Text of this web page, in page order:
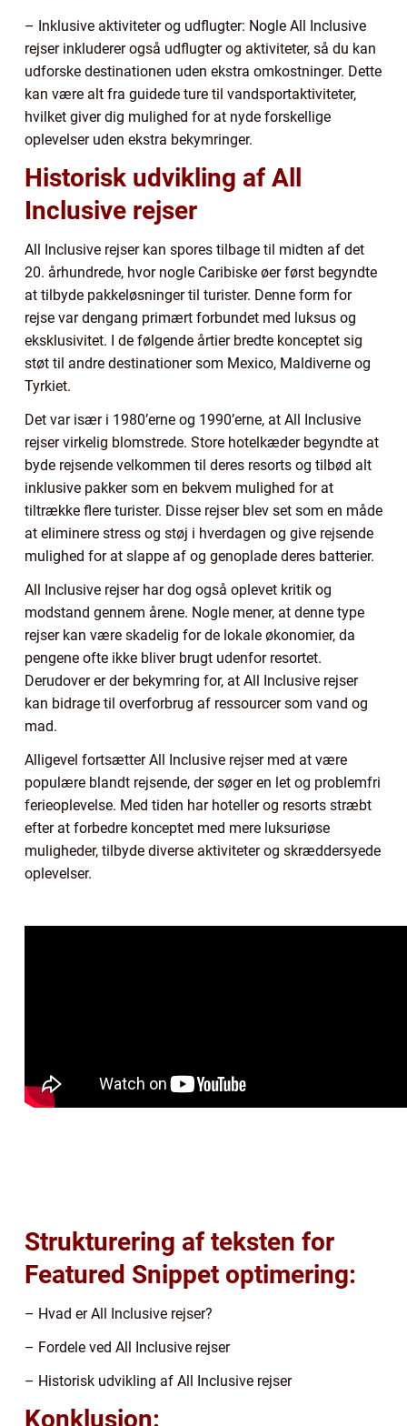
– Inklusive aktiviteter og udflugter: Nogle All Inclusive
rejser inkluderer også udflugter og aktiviteter, så du kan
udforske destinationen uden ekstra omkostninger. Dette
kan være alt fra guidede ture til vandsportaktiviteter,
hvilket giver dig mulighed for at nyde forskellige
oplevelser uden ekstra bekymringer.
Historisk udvikling af All
Inclusive rejser
All Inclusive rejser kan spores tilbage til midten af det
20. århundrede, hvor nogle Caribiske øer først begyndte
at tilbyde pakkeløsninger til turister. Denne form for
rejse var dengang primært forbundet med luksus og
eksklusivitet. I de følgende årtier bredte konceptet sig
støt til andre destinationer som Mexico, Maldiverne og
Tyrkiet.
Det var især i 1980’erne og 1990’erne, at All Inclusive
rejser virkelig blomstrede. Store hotelkæder begyndte at
byde rejsende velkommen til deres resorts og tilbød alt
inklusive pakker som en bekvem mulighed for at
tiltrække flere turister. Disse rejser blev set som en måde
at eliminere stress og støj i hverdagen og give rejsende
mulighed for at slappe af og genoplade deres batterier.
All Inclusive rejser har dog også oplevet kritik og
modstand gennem årene. Nogle mener, at denne type
rejser kan være skadelig for de lokale økonomier, da
pengene ofte ikke bliver brugt udenfor resortet.
Derudover er der bekymring for, at All Inclusive rejser
kan bidrage til overforbrug af ressourcer som vand og
mad.
Alligevel fortsætter All Inclusive rejser med at være
populære blandt rejsende, der søger en let og problemfri
ferieoplevelse. Med tiden har hoteller og resorts stræbt
efter at forbedre konceptet med mere luksuriøse
muligheder, tilbyde diverse aktiviteter og skræddersyede
oplevelser.
Strukturering af teksten for
Featured Snippet optimering:
– Hvad er All Inclusive rejser?
– Fordele ved All Inclusive rejser
– Historisk udvikling af All Inclusive rejser
Konklusion: